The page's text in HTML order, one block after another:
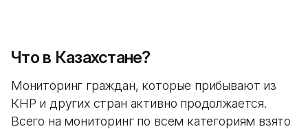
Что в Казахстане?
Мониторинг граждан, которые прибывают из
КНР и других стран активно продолжается.
Всего на мониторинг по всем категориям взято